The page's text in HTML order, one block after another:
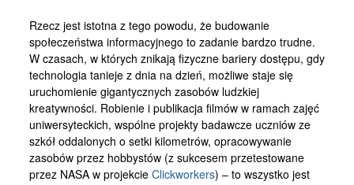
Rzecz jest istotna z tego powodu, że budowanie
społeczeństwa informacyjnego to zadanie bardzo trudne.
W czasach, w których znikają fizyczne bariery dostępu, gdy
technologia tanieje z dnia na dzień, możliwe staje się
uruchomienie gigantycznych zasobów ludzkiej
kreatywności. Robienie i publikacja filmów w ramach zajęć
uniwersyteckich, wspólne projekty badawcze uczniów ze
szkół oddalonych o setki kilometrów, opracowywanie
zasobów przez hobbystów (z sukcesem przetestowane
przez NASA w projekcie Clickworkers) – to wszystko jest